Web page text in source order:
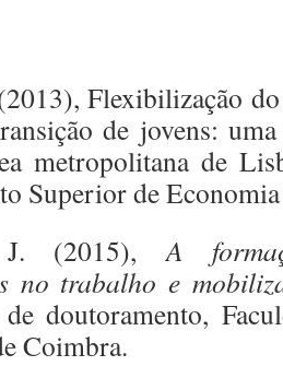
Flexibilização
de jovens:
metropolitana de
Superior de
J. (2015),A
no trabalho e
de doutoramento,
Coimbra.